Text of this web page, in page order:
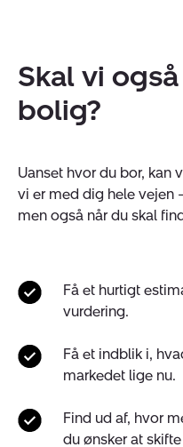
Skal vi
bolig?
Uanset hvor du bor,
vi er med dig hele vejen
men også når du skal
Få et hurtigt
vurdering.
Få et indblik i,
markedet lige nu.
Find ud af, hvor
du ønsker at